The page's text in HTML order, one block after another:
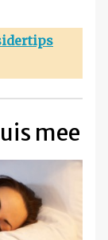
mee